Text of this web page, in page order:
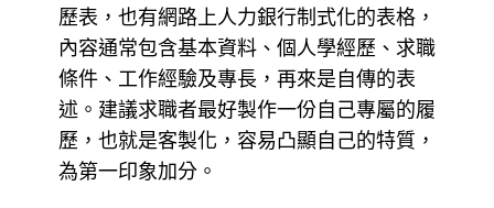
歷表，也有網路上人力銀行制式化的表格，
內容通常包含基本資料、個人學經歷、求職
條件、工作經驗及專長，再來是自傳的表
述。建議求職者最好製作一份自己專屬的履
歷，也就是客製化，容易凸顯自己的特質，
為第一印象加分。